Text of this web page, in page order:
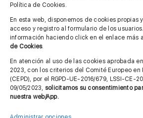
Política de Cookies.
En esta web, disponemos de cookies propias
acceso y registro al formulario de los
información haciendo click en el enlace más
de Cookies.
En atención al uso de las cookies aprobada
2023, con los criterios del Comité Europeo en
(CEPD), por el RGPD-UE-2016/679, LSSI-CE-
09/05/2023, solicitamos su consentimiento
nuestra web/App.
Aviso legal
Política de privacidad
Cita previa FAGA